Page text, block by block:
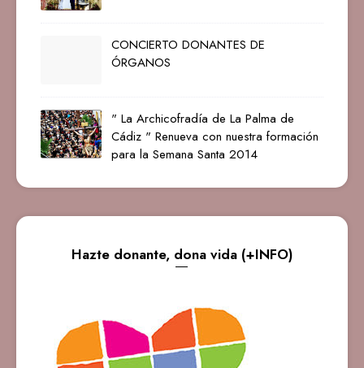
CONCIERTO DONANTES DE
ÓRGANOS
" La Archicofradía de La Palma de
Cádiz " Renueva con nuestra formación
para la Semana Santa 2014
Hazte donante, dona vida (+INFO)